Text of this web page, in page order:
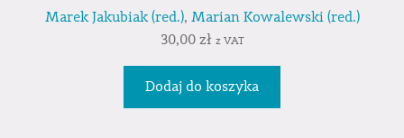
Marek Jakubiak (red.), Marian Kowalewski (red.)
30,00 zł z VAT
Dodaj do koszyka